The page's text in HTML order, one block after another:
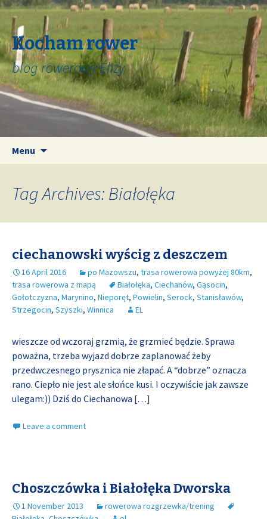
Kocham rower
blog rowerowy Elizy
Menu
Tag Archives: Białołęka
ciechanowski wyścig z deszczem
16 April 2016 po Mazowszu, trasa rowerowa powyżej 80km,
trasa rowerowa z mapą
Białołęka, Ciechanów, Gąsocin,
Gołotczyzna, Marynino, Nieporęt, Powielin, Serock, Stanisławów,
Strzegocin, Szyszki, Winnica EL
wieszcze od wczoraj grzmią, że grzmieć będzie. Sprawa
poważna, trzeba wyjazd dobrze zaplanować żeby
przedwczesnego prysznica nie złapać. A “dobrze” oznacza
rano. Ciepło nie jest ale słońce kusi. I oczywiście jak zawsze
ulegam:)) Dziś do Ciechanowa […]
Leave a comment
Choszczówka i Białołęka Dworska
1 November 2013
rowerowa rozgrzewka/trening